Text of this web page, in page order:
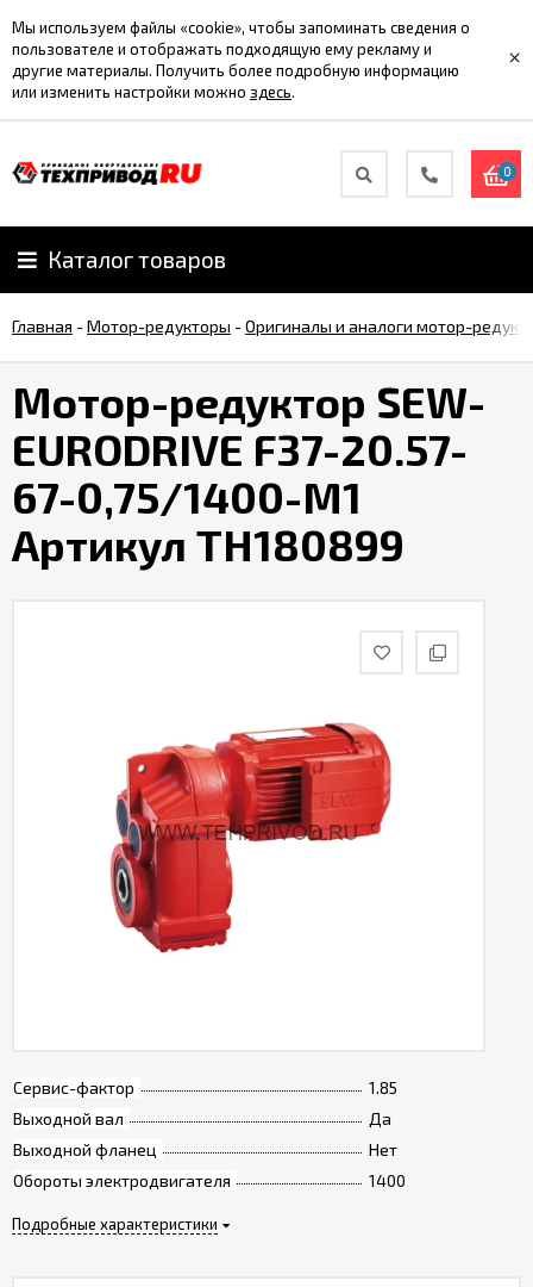
Мы используем файлы «cookie», чтобы запоминать сведения о
пользователе и отображать подходящую ему рекламу и
другие материалы. Получить более подробную информацию
или изменить настройки можно здесь.
×
0
Каталог товаров
Главная -Мотор-редукторы -Оригиналы и аналоги мотор-
Мотор-редуктор SEW-
EURODRIVE F37-20.57-
67-0,75/1400-M1
Артикул TH180899
Сервис-фактор
1.85
Выходной вал
Да
Выходной фланец
Нет
Обороты электродвигателя
1400
Подробные характеристики